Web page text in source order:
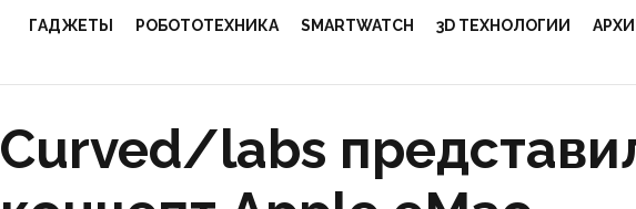
ГАДЖЕТЫ РОБОТОТЕХНИКА SMARTWATCH 3D ТЕХНОЛОГИИ
Curved/labs